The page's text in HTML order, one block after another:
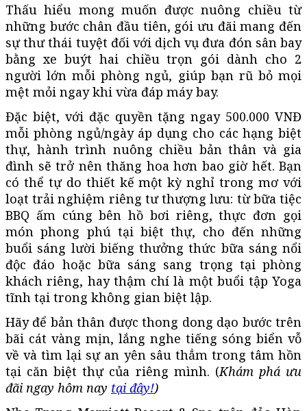
Thấu hiểu mong muốn được nuông chiều từ
những bước chân đầu tiên, gói ưu đãi mang đến
sự thư thái tuyệt đối với dịch vụ đưa đón sân bay
bằng xe buýt hai chiều trọn gói dành cho 2
người lớn mỗi phòng ngủ, giúp bạn rũ bỏ mọi
mệt mỏi ngay khi vừa đáp máy bay.
Đặc biệt, với đặc quyền tặng ngay 500.000 VNĐ
mỗi phòng ngủ/ngày áp dụng cho các hạng biệt
thự, hành trình nuông chiều bản thân và gia
đình sẽ trở nên thăng hoa hơn bao giờ hết. Bạn
có thể tự do thiết kế một kỳ nghỉ trong mơ với
loạt trải nghiệm riêng tư thượng lưu: từ bữa tiệc
BBQ ấm cúng bên hồ bơi riêng, thực đơn gọi
món phong phú tại biệt thự, cho đến những
buổi sáng lười biếng thưởng thức bữa sáng nổi
độc đáo hoặc bữa sáng sang trọng tại phòng
khách riêng, hay thậm chí là một buổi tập Yoga
tĩnh tại trong không gian biệt lập.
Hãy để bản thân được thong dong dạo bước trên
bãi cát vàng mịn, lắng nghe tiếng sóng biển vỗ
về và tìm lại sự an yên sâu thẳm trong tâm hồn
tại căn biệt thự của riêng mình. (Khám phá ưu
đãi ngay hôm nay tại đây!)